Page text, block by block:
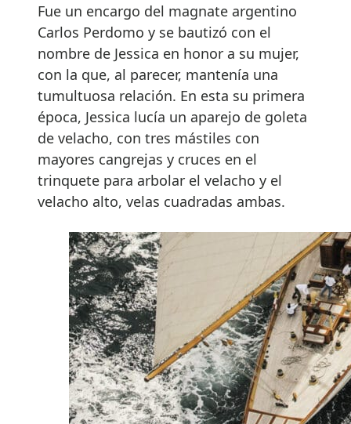
Fue un encargo del magnate argentino
Carlos Perdomo y se bautizó con el
nombre de Jessica en honor a su mujer,
con la que, al parecer, mantenía una
tumultuosa relación. En esta su primera
época, Jessica lucía un aparejo de goleta
de velacho, con tres mástiles con
mayores cangrejas y cruces en el
trinquete para arbolar el velacho y el
velacho alto, velas cuadradas ambas.